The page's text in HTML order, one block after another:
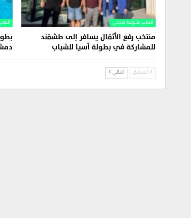
ألعاب منوعة محلي
منتخب رفع الأثقال يسافر إلى طشقند
للمشاركة في بطولة آسيا للشباب
السابق التالي